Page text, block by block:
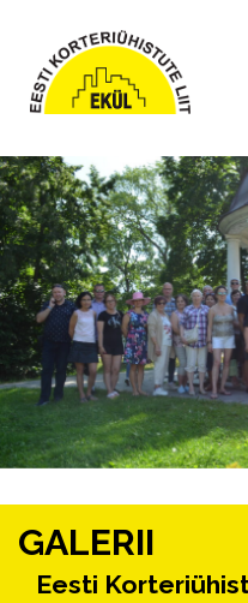
GALERII
Eesti